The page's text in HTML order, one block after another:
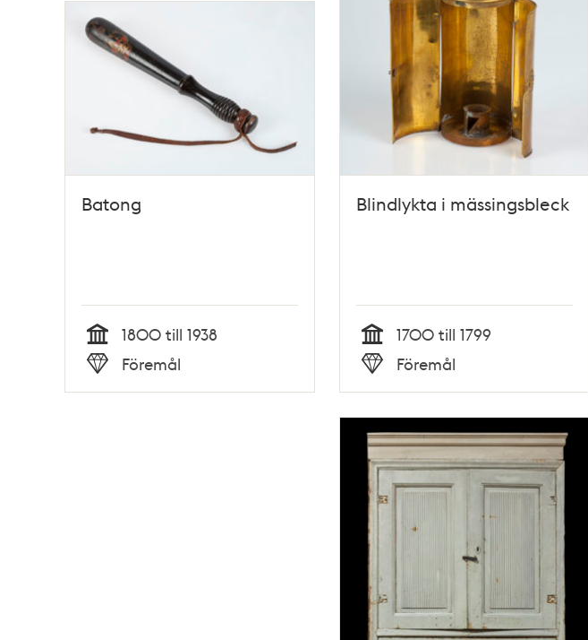
Batong
Tid
1800 till 1938
Föremål
Blindlykta i mässingsbleck
Tid
1700 till 1799
Föremål